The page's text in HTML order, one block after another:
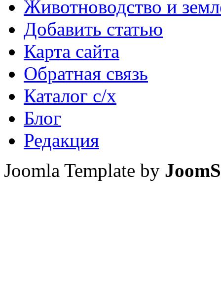
Животноводство и
Добавить статью
Карта сайта
Обратная связь
Каталог с/х
Блог
Редакция
Joomla Template by